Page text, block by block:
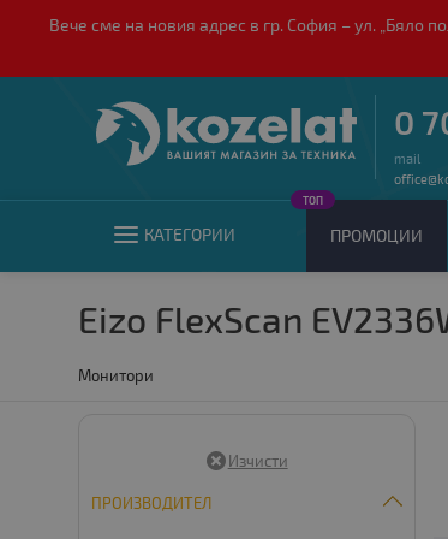
Вече сме на новия адрес в гр. София – ул. „Бяло
0
mail
КАТЕГОРИИ ПРОМОЦИИ
ТОП
Eizo FlexScan
Монитори
ПРОИЗВОДИТЕЛ